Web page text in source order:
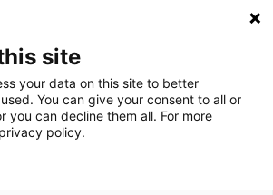
site
your data on this site to better
You can give your consent to all or
you can decline them all. For more
policy.